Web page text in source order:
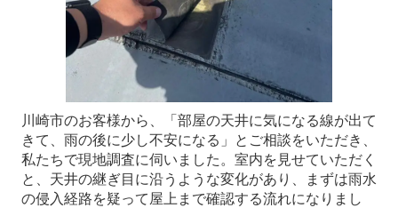
川崎市のお客様から、「部屋の天井に気になる線が出て
きて、雨の後に少し不安になる」とご相談をいただき、
私たちで現地調査に伺いました。室内を見せていただく
と、天井の継ぎ目に沿うような変化があり、まずは雨水
の侵入経路を疑って屋上まで確認する流れになりまし